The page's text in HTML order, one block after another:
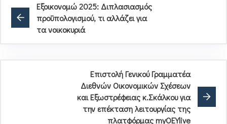
Εξοικονομώ 2025: Διπλασιασμός
προϋπολογισμού, τι αλλάζει για
τα νοικοκυριά
Επιστολή Γενικού Γραμματέα
Διεθνών Οικονομικών Σχέσεων
και Εξωστρέφειας κ.Σκάλκου για
την επέκταση λειτουργίας της
πλατφόρμας myOEYlive